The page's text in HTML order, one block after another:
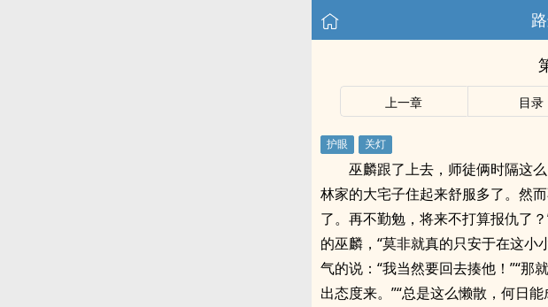
上一章 目录
巫麟跟了上去，师徒俩时隔这
林家的大宅子住起来舒服多了。然
了。再不勤勉，将来不打算报仇了
的巫麟，“莫非就真的只安于在这小
气的说：“我当然要回去揍他！”“那
出态度来。”“总是这么懒散，何日